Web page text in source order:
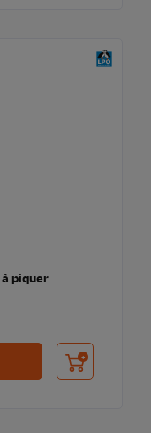
piquer
Ajouter au